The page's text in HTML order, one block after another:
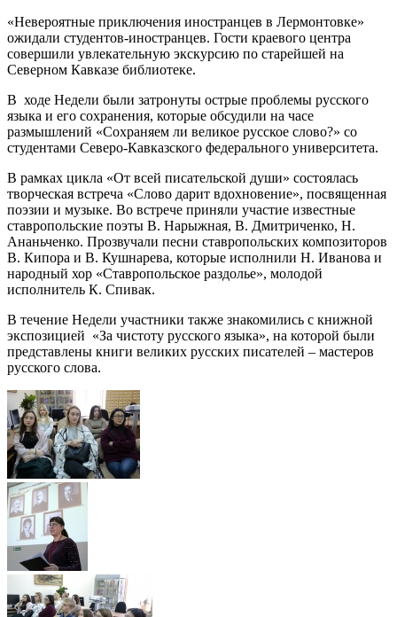
«Невероятные приключения иностранцев в Лермонтовке»
ожидали студентов-иностранцев. Гости краевого центра
совершили увлекательную экскурсию по старейшей на
Северном Кавказе библиотеке.
В ходе Недели были затронуты острые проблемы русского
языка и его сохранения, которые обсудили на часе
размышлений «Сохраняем ли великое русское слово?» со
студентами Северо-Кавказского федерального университета.
В рамках цикла «От всей писательской души» состоялась
творческая встреча «Слово дарит вдохновение», посвященная
поэзии и музыке. Во встрече приняли участие известные
ставропольские поэты В. Нарыжная, В. Дмитриченко, Н.
Ананьченко. Прозвучали песни ставропольских композиторов
В. Кипора и В. Кушнарева, которые исполнили Н. Иванова и
народный хор «Ставропольское раздолье», молодой
исполнитель К. Спивак.
В течение Недели участники также знакомились с книжной
экспозицией «За чистоту русского языка», на которой были
представлены книги великих русских писателей – мастеров
русского слова.